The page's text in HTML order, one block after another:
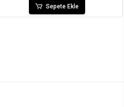
Sepete Ekle